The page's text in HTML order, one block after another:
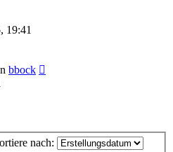
19:41
bbock
nach: